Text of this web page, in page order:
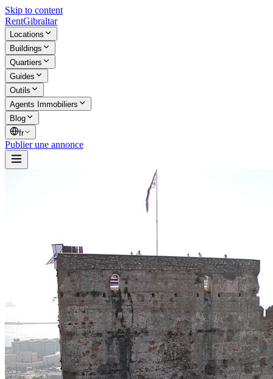
Skip to content
RentGibraltar
Locations
Buildings
Quartiers
Guides
Outils
Agents Immobiliers
Blog
fr
Publier une annonce